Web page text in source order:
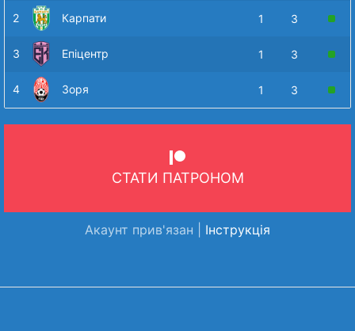
2 Карпати 1 3
3 Епіцентр 1 3
4 Зоря 1 3
СТАТИ ПАТРОНОМ
Акаунт прив'язан | Інструкція